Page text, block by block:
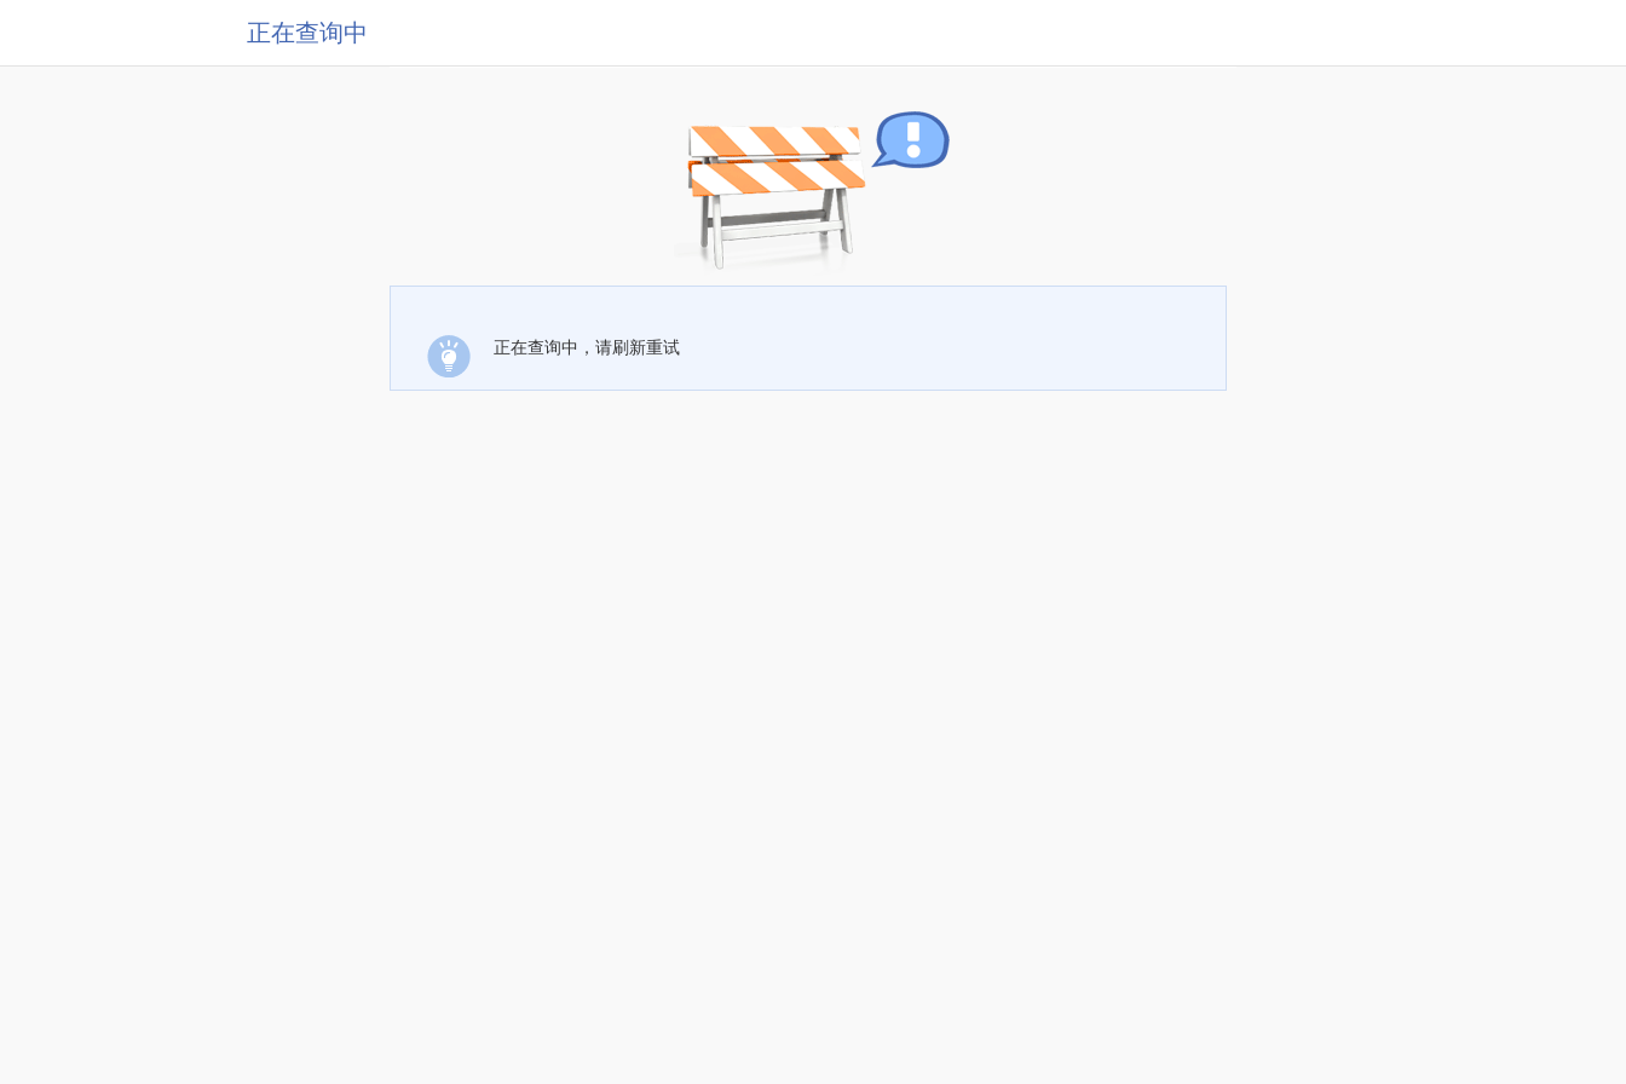
正在查询中
正在查询中，请刷新重试